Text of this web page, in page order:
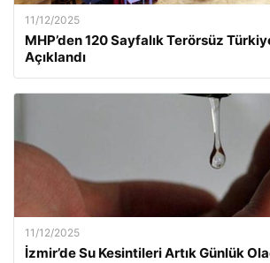
11/12/2025
MHP’den 120 Sayfalık Terörsüz
Açıklandı
11/12/2025
İzmir’de Su Kesintileri Artık Günlük